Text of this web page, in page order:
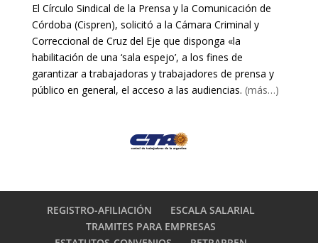
El Círculo Sindical de la Prensa y la Comunicación de
Córdoba (Cispren), solicitó a la Cámara Criminal y
Correccional de Cruz del Eje que disponga «la
habilitación de una ‘sala espejo’, a los fines de
garantizar a trabajadoras y trabajadores de prensa y
público en general, el acceso a las audiencias. (más…)
REGISTRO-AFILIACIÓN
ESCALA SALARIAL
TRAMITES PARA EMPRESAS